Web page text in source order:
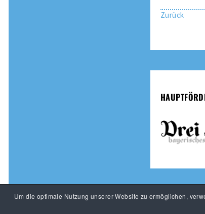
Um die optimale Nutzung unserer Website zu ermöglichen,
Zurück